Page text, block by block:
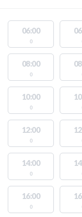
06:00
0
08:00
0
10:00
0
12:00
0
14:00
0
16:00
0